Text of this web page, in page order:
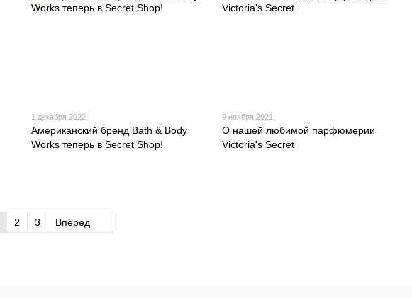
1 декабря 2022
Американский бренд Bath & Body
Works теперь в Secret Shop!
9 ноября 2021
О нашей любимой парфюмерии
Victoria's Secret
2 3 Вперед